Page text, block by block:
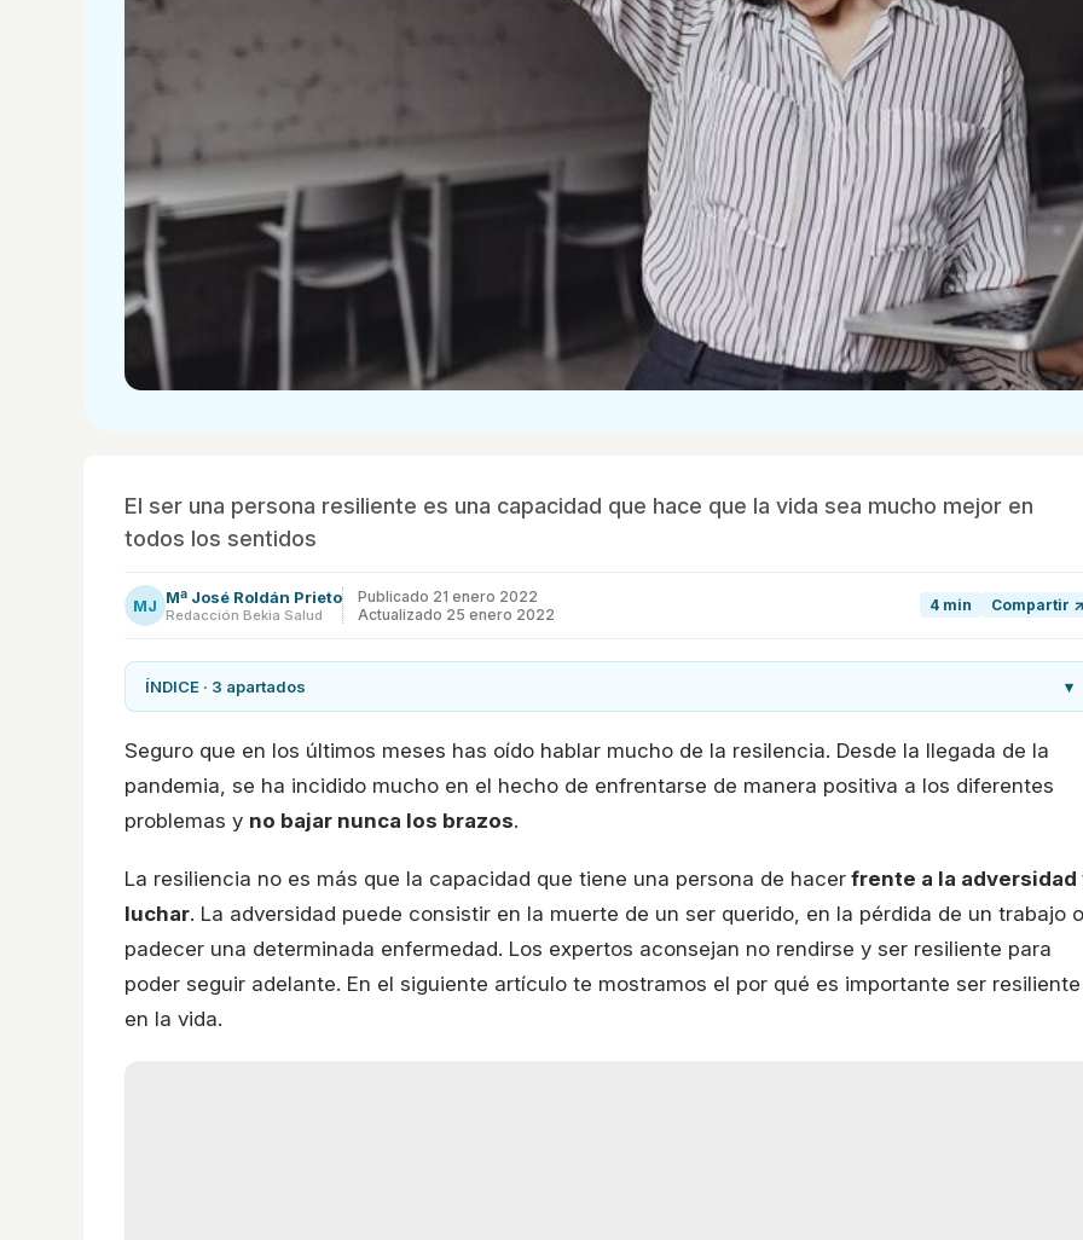
El ser una persona resiliente es una capacidad que hace que la vida sea mucho mejor en
todos los sentidos
MJ Mª José Roldán Prieto
Redacción Bekia Salud
Publicado 21 enero 2022
Actualizado 25 enero 2022
4 min Compartir ↗
ÍNDICE · 3 apartados ▾
Seguro que en los últimos meses has oído hablar mucho de la resilencia. Desde la llegada de la
pandemia, se ha incidido mucho en el hecho de enfrentarse de manera positiva a los diferentes
problemas y no bajar nunca los brazos.
La resiliencia no es más que la capacidad que tiene una persona de hacer frente a la adversidad
luchar. La adversidad puede consistir en la muerte de un ser querido, en la pérdida de un trabajo o
padecer una determinada enfermedad. Los expertos aconsejan no rendirse y ser resiliente para
poder seguir adelante. En el siguiente artículo te mostramos el por qué es importante ser resiliente
en la vida.